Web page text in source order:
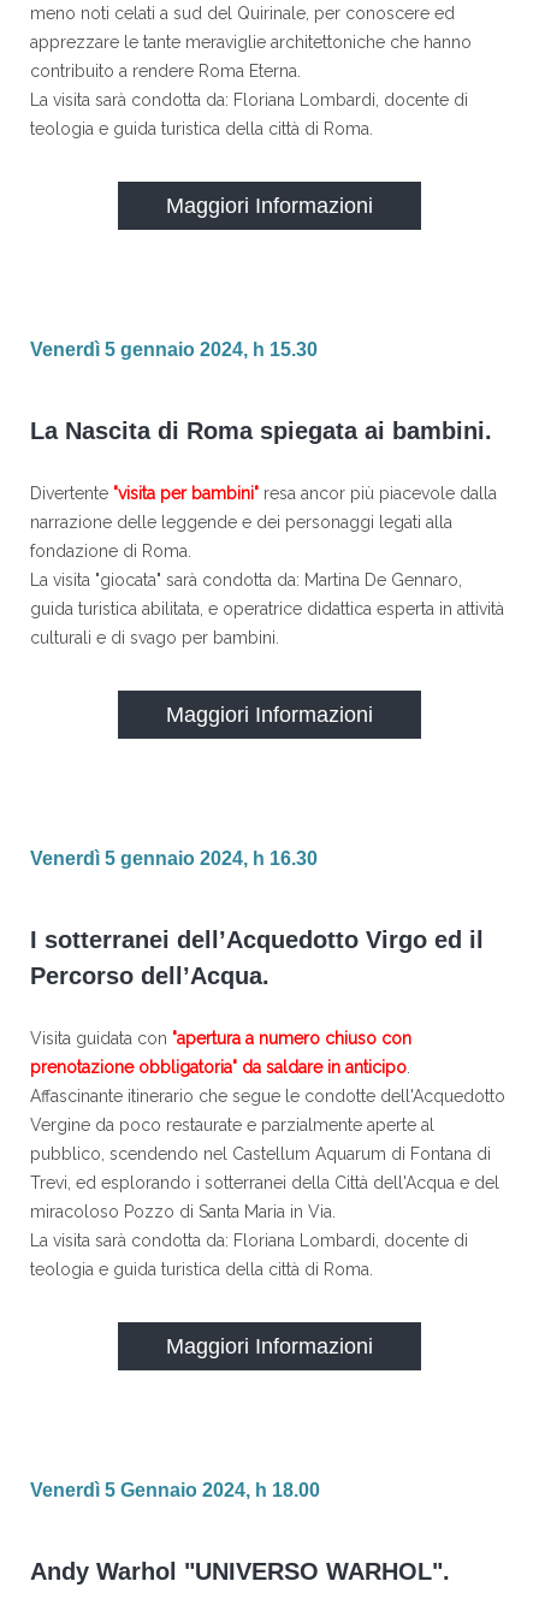
meno noti celati a sud del Quirinale, per conoscere ed
apprezzare le tante meraviglie architettoniche che hanno
contribuito a rendere Roma Eterna.
La visita sarà condotta da: Floriana Lombardi, docente di
teologia e guida turistica della città di Roma.
Maggiori Informazioni
Venerdì 5 gennaio 2024, h 15.30
La Nascita di Roma spiegata ai bambini.
Divertente "visita per bambini" resa ancor più piacevole dalla
narrazione delle leggende e dei personaggi legati alla
fondazione di Roma.
La visita "giocata" sarà condotta da: Martina De Gennaro,
guida turistica abilitata, e operatrice didattica esperta in attività
culturali e di svago per bambini.
Maggiori Informazioni
Venerdì 5 gennaio 2024, h 16.30
I sotterranei dell’Acquedotto Virgo ed il
Percorso dell’Acqua.
Visita guidata con "apertura a numero chiuso con
prenotazione obbligatoria" da saldare in anticipo.
Affascinante itinerario che segue le condotte dell'Acquedotto
Vergine da poco restaurate e parzialmente aperte al
pubblico, scendendo nel Castellum Aquarum di Fontana di
Trevi, ed esplorando i sotterranei della Città dell'Acqua e del
miracoloso Pozzo di Santa Maria in Via.
La visita sarà condotta da: Floriana Lombardi, docente di
teologia e guida turistica della città di Roma.
Maggiori Informazioni
Venerdì 5 Gennaio 2024, h 18.00
Andy Warhol "UNIVERSO WARHOL".